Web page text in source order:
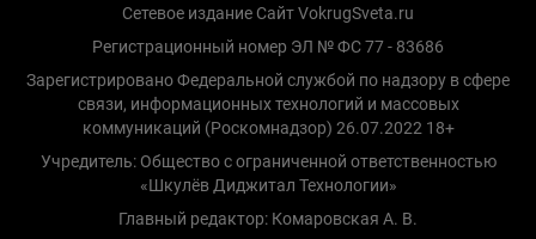
Сетевое издание Сайт VokrugSveta.ru
Регистрационный номер ЭЛ № ФС 77 - 83686
Зарегистрировано Федеральной службой по надзору в сфере
связи, информационных технологий и массовых
коммуникаций (Роскомнадзор) 26.07.2022 18+
Учредитель: Общество с ограниченной ответственностью
«Шкулёв Диджитал Технологии»
Главный редактор: Комаровская А. В.